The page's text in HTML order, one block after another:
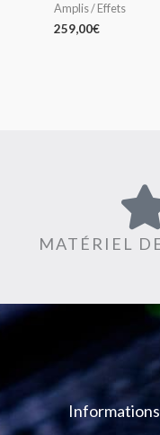
Amplis / Effets
259,00€
MATÉRIEL
Informations